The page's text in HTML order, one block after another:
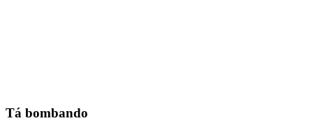
Tá bombando